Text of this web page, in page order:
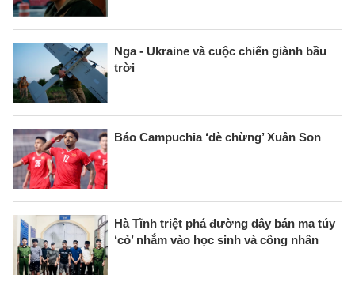
Nga - Ukraine và cuộc chiến giành bầu
trời
Báo Campuchia ‘dè chừng’ Xuân Son
Hà Tĩnh triệt phá đường dây bán ma túy
‘cỏ’ nhắm vào học sinh và công nhân